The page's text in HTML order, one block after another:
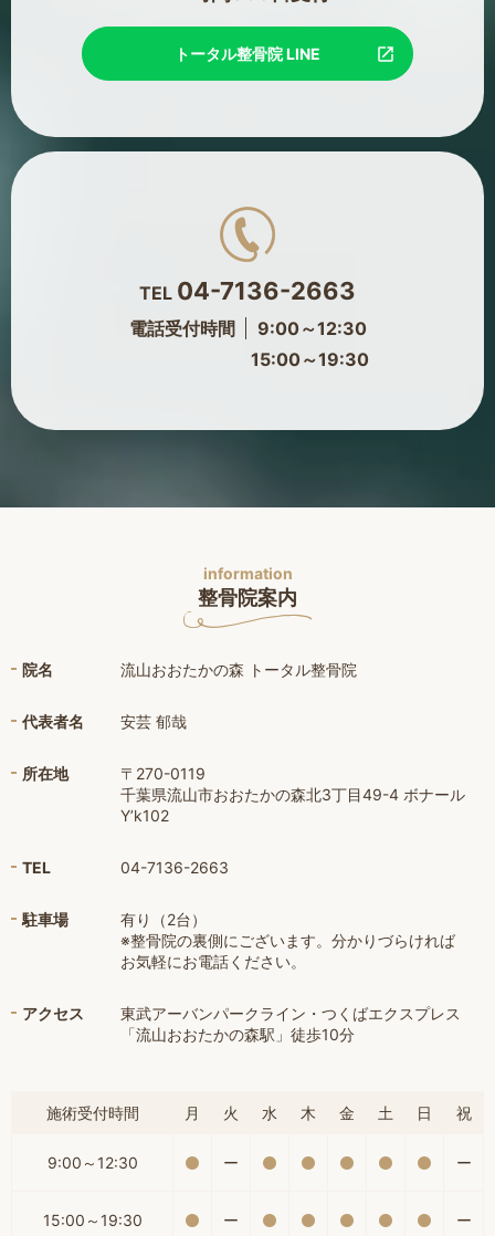
トータル整骨院 LINE
TEL 04-7136-2663
電話受付時間
9:00～12:30
15:00～19:30
information
整骨院案内
院名 流山おおたかの森 トータル整骨院
代表者名 安芸 郁哉
所在地
〒270-0119
千葉県流山市おおたかの森北3丁目49-4 ボナール
Y’k102
TEL 04-7136-2663
駐車場
有り（2台）
※整骨院の裏側にございます。分かりづらければ
お気軽にお電話ください。
アクセス
東武アーバンパークライン・つくばエクスプレス
「流山おおたかの森駅」徒歩10分
施術受付時間 月 火 水 木 金 土 日 祝
9:00～12:30 ー ー
15:00～19:30 ー ー